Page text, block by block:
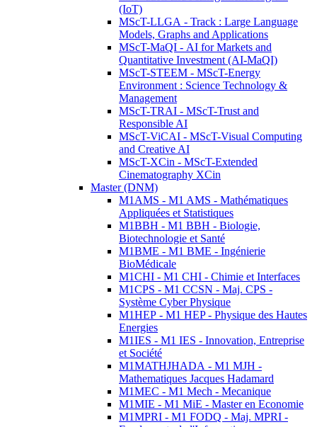
(IoT)
MScT-LLGA - Track : Large Language
Models, Graphs and Applications
MScT-MaQI - AI for Markets and
Quantitative Investment (AI-MaQI)
MScT-STEEM - MScT-Energy
Environment : Science Technology &
Management
MScT-TRAI - MScT-Trust and
Responsible AI
MScT-ViCAI - MScT-Visual Computing
and Creative AI
MScT-XCin - MScT-Extended
Cinematography XCin
Master (DNM)
M1AMS - M1 AMS - Mathématiques
Appliquées et Statistiques
M1BBH - M1 BBH - Biologie,
Biotechnologie et Santé
M1BME - M1 BME - Ingénierie
BioMédicale
M1CHI - M1 CHI - Chimie et Interfaces
M1CPS - M1 CCSN - Maj. CPS -
Système Cyber Physique
M1HEP - M1 HEP - Physique des Hautes
Energies
M1IES - M1 IES - Innovation, Entreprise
et Société
M1MATHJHADA - M1 MJH -
Mathematiques Jacques Hadamard
M1MEC - M1 Mech - Mecanique
M1MIE - M1 MiE - Master en Economie
M1MPRI - M1 FODQ - Maj. MPRI -